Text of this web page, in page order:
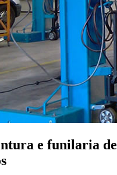
e funilaria de